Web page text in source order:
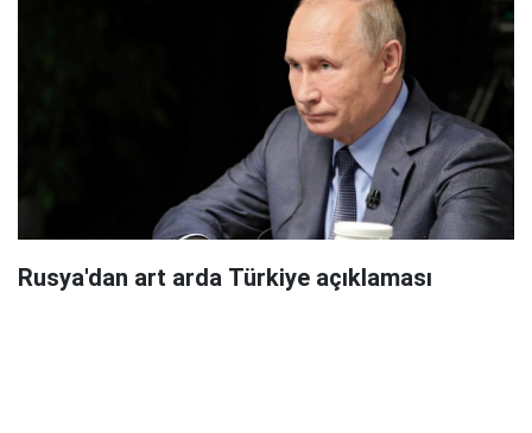
Rusya'dan art arda Türkiye açıklaması